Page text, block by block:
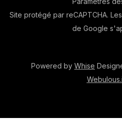
Site protégé par reCAPTCHA. Les
de Google
Powered by Whise